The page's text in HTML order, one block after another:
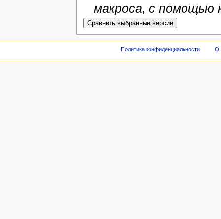
макроса, с помощью
Политика конфиденциальности О